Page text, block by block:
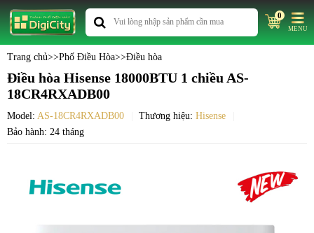
0
MENU
Trang chủ>>Phố Điều Hòa>>Điều hòa
Điều hòa Hisense 18000BTU 1 chiều AS-
18CR4RXADB00
Model: AS-18CR4RXADB00 Thương hiệu: Hisense
Bảo hành: 24 tháng